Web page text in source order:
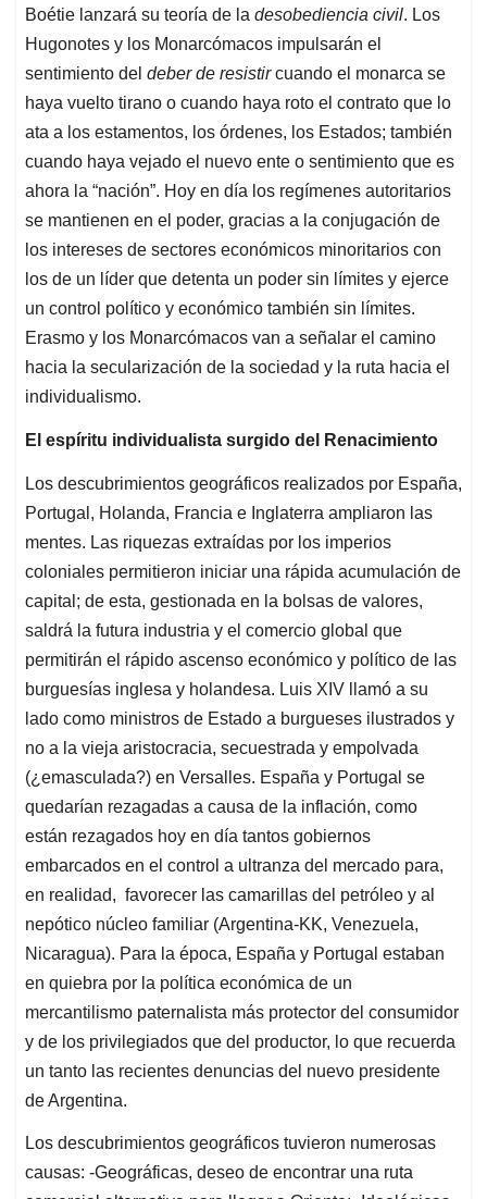
Boétie lanzará su teoría de la desobediencia civil. Los
Hugonotes y los Monarcómacos impulsarán el
sentimiento del deber de resistircuando el monarca se
haya vuelto tirano o cuando haya roto el contrato que lo
ata a los estamentos, los órdenes, los Estados; también
cuando haya vejado el nuevo ente o sentimiento que es
ahora la “nación”. Hoy en día los regímenes autoritarios
se mantienen en el poder, gracias a la conjugación de
los intereses de sectores económicos minoritarios con
los de un líder que detenta un poder sin límites y ejerce
un control político y económico también sin límites.
Erasmo y los Monarcómacos van a señalar el camino
hacia la secularización de la sociedad y la ruta hacia el
individualismo.
El espíritu individualista surgido del Renacimiento
Los descubrimientos geográficos realizados por España,
Portugal, Holanda, Francia e Inglaterra ampliaron las
mentes. Las riquezas extraídas por los imperios
coloniales permitieron iniciar una rápida acumulación de
capital; de esta, gestionada en la bolsas de valores,
saldrá la futura industria y el comercio global que
permitirán el rápido ascenso económico y político de las
burguesías inglesa y holandesa. Luis XIV llamó a su
lado como ministros de Estado a burgueses ilustrados y
no a la vieja aristocracia, secuestrada y empolvada
(¿emasculada?) en Versalles. España y Portugal se
quedarían rezagadas a causa de la inflación, como
están rezagados hoy en día tantos gobiernos
embarcados en el control a ultranza del mercado para,
en realidad, favorecer las camarillas del petróleo y al
nepótico núcleo familiar (Argentina-KK, Venezuela,
Nicaragua). Para la época, España y Portugal estaban
en quiebra por la política económica de un
mercantilismo paternalista más protector del consumidor
y de los privilegiados que del productor, lo que recuerda
un tanto las recientes denuncias del nuevo presidente
de Argentina.
Los descubrimientos geográficos tuvieron numerosas
causas: -Geográficas, deseo de encontrar una ruta